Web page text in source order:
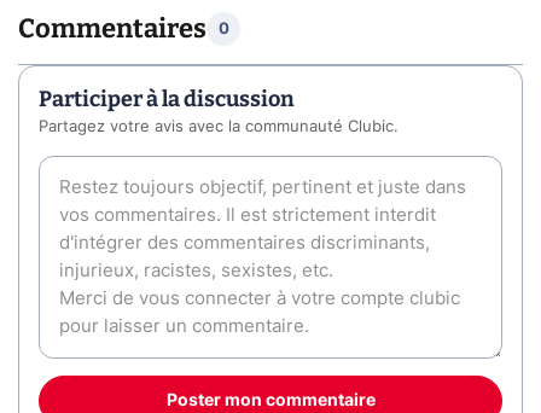
Commentaires 0
Participer à la discussion
Partagez votre avis avec la communauté Clubic.
Poster mon commentaire